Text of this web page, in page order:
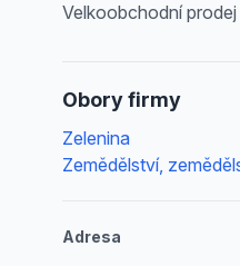
Velkoobchodní
Obory firmy
Zelenina
Zemědělství,
Adresa